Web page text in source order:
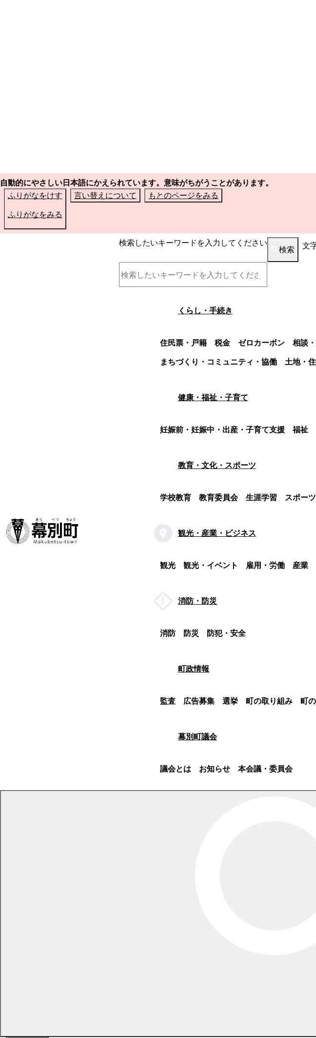
自動的にやさしい日本語にかえられています。意味がちがうことがあります。
ふりがなをけす
ふりがなをみる
言い替えについて もとのページをみる
検索したいキーワードを入力してください
検索 文
くらし・手続き
住民票・戸籍 税金 ゼロカーボン 相談
まちづくり・コミュニティ・協働
土地・
健康・福祉・子育て
妊娠前・妊娠中・出産・子育て支援 福祉
教育・文化・スポーツ
学校教育 教育委員会 生涯学習 スポーツ
観光・産業・ビジネス
観光 観光・イベント 雇用・労働 産業
消防・防災
消防 防災
防犯・安全
町政情報
監査 広告募集 選挙 町の取り組み 町
幕別町議会
議会とは お知らせ 本会議・委員会